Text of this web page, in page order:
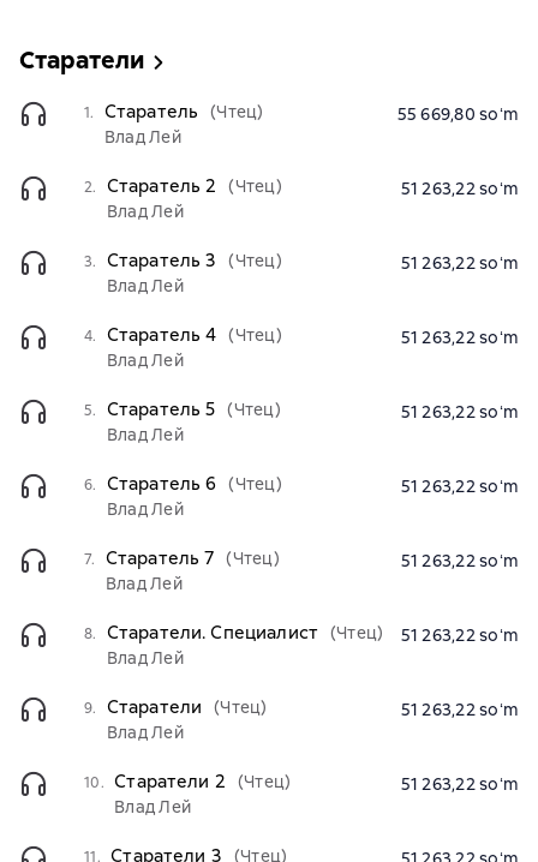
Старатели
1. Старатель
(Чтец)
Влад Лей
55 669,80 soʻm
2. Старатель 2
(Чтец)
Влад Лей
51 263,22 soʻm
3. Старатель 3
(Чтец)
Влад Лей
51 263,22 soʻm
4. Старатель 4 (Чтец)
Влад Лей
51 263,22 soʻm
5. Старатель 5 (Чтец)
Влад Лей
51 263,22 soʻm
6. Старатель 6 (Чтец)
Влад Лей
51 263,22 soʻm
7. Старатель 7 (Чтец)
Влад Лей
51 263,22 soʻm
8. Старатели. Специалист (Чтец)
Влад Лей
51 263,22 soʻm
9. Старатели
(Чтец)
Влад Лей
51 263,22 soʻm
10. Старатели 2
(Чтец)
Влад Лей
51 263,22 soʻm
11. Старатели 3
(Чтец)